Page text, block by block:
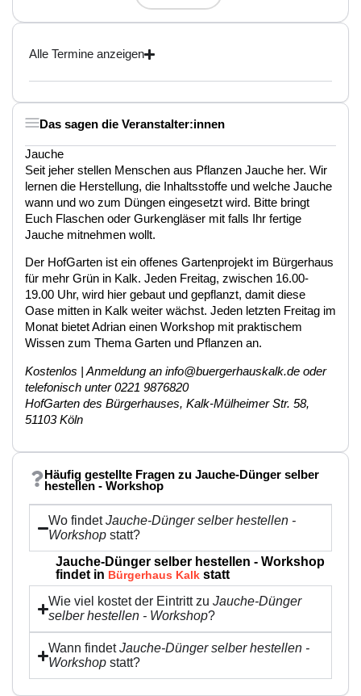
Alle Termine anzeigen
Das sagen die Veranstalter:innen
Jauche
Seit jeher stellen Menschen aus Pflanzen Jauche her. Wir
lernen die Herstellung, die Inhaltsstoffe und welche Jauche
wann und wo zum Düngen eingesetzt wird. Bitte bringt
Euch Flaschen oder Gurkengläser mit falls Ihr fertige
Jauche mitnehmen wollt.
Der HofGarten ist ein offenes Gartenprojekt im Bürgerhaus
für mehr Grün in Kalk. Jeden Freitag, zwischen 16.00-
19.00 Uhr, wird hier gebaut und gepflanzt, damit diese
Oase mitten in Kalk weiter wächst. Jeden letzten Freitag im
Monat bietet Adrian einen Workshop mit praktischem
Wissen zum Thema Garten und Pflanzen an.
Kostenlos | Anmeldung an info@buergerhauskalk.de oder
telefonisch unter 0221 9876820
HofGarten des Bürgerhauses, Kalk-Mülheimer Str. 58,
51103 Köln
Häufig gestellte Fragen zu Jauche-Dünger selber
hestellen - Workshop
Wo findetJauche-Dünger selber hestellen -
Workshop statt?
Jauche-Dünger selber hestellen - Workshop
findet in Bürgerhaus Kalk statt
Wie viel kostet der Eintritt zuJauche-Dünger
selber hestellen - Workshop?
Wann findetJauche-Dünger selber hestellen -
Workshop statt?